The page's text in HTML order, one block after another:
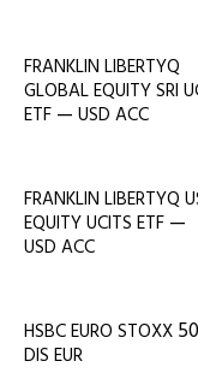
FRANKLIN LIBERTYQ
GLOBALEQUITYSRI
ETF — USD ACC
FRANKLIN LIBERTYQ
EQUITYUCITS ETF —
USD ACC
HSBCEURO STOXX 50
DIS EUR